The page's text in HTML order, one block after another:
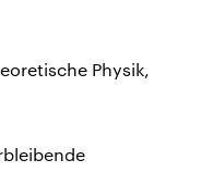
Physik,